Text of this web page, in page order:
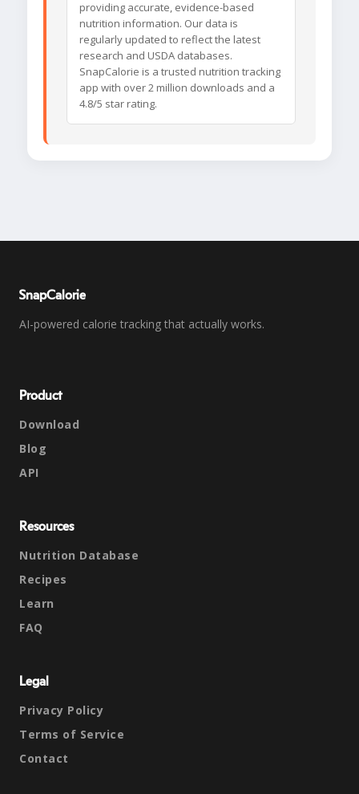
providing accurate, evidence-based
nutrition information. Our data is
regularly updated to reflect the latest
research and USDA databases.
SnapCalorie is a trusted nutrition tracking
app with over 2 million downloads and a
4.8/5 star rating.
SnapCalorie
AI-powered calorie tracking that actually works.
Product
Download
Blog
API
Resources
Nutrition Database
Recipes
Learn
FAQ
Legal
Privacy Policy
Terms of Service
Contact